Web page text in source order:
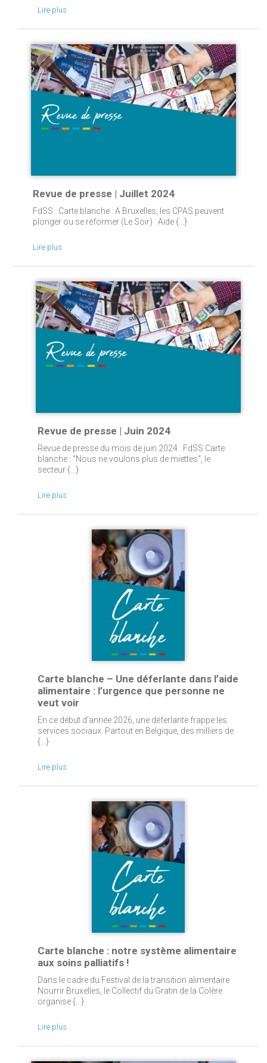
Lire plus
Revue de presse | Juillet 2024
FdSS : Carte blanche : A Bruxelles, les CPAS peuvent
plonger ou se réformer (Le Soir) Aide {...}
Lire plus
Revue de presse | Juin 2024
Revue de presse du mois de juin 2024 : FdSS Carte
blanche : "Nous ne voulons plus de miettes", le
secteur {...}
Lire plus
Carte blanche – Une déferlante dans l’aide
alimentaire : l’urgence que personne ne
veut voir
En ce début d’année 2026, une déferlante frappe les
services sociaux. Partout en Belgique, des milliers de
{...}
Lire plus
Carte blanche : notre système alimentaire
aux soins palliatifs !
Dans le cadre du Festival de la transition alimentaire
Nourrir Bruxelles, le Collectif du Gratin de la Colère
organise {...}
Lire plus